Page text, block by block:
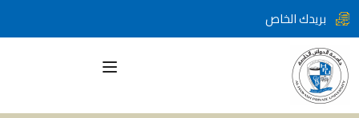
بريدك الخاص